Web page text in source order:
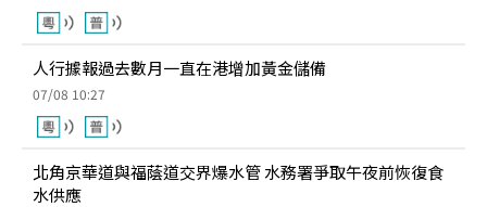
人行據報過去數月一直在港增加黃金儲備
07/08 10:27
北角京華道與福蔭道交界爆水管 水務署爭取午夜前恢復食
水供應